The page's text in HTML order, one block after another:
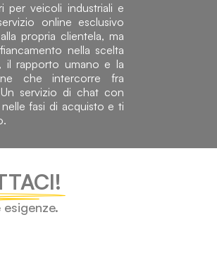
per veicoli industriali e
online esclusivo
propria clientela, ma
nella scelta
il rapporto umano e la
che intercorre fra
servizio di chat con
fasi di acquisto e ti